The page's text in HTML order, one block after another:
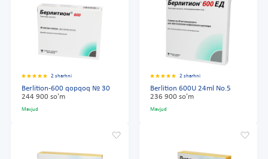
2 sharhni
Berlition-600 qopqoq № 30
244 900 so'm
Mavjud
2 sharhni
Berlition 600U 24ml No.5
236 900 so'm
Mavjud